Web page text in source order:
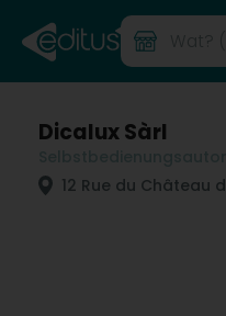
Dicalux Sàrl
12 Rue du Château